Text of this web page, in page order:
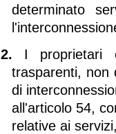
determinato
2. I proprietari
trasparenti, non
di
all'articolo 54,
relative ai